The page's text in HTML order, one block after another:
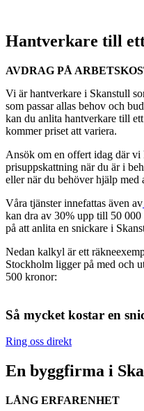
Hantverkare till
AVDRAG PÅ
Vi är hantverkare i Skanstull
som passar allas behov och
kan du anlita hantverkare till
kommer priset att variera.
Ansök om en offert idag där vi
prisuppskattning när du är i
eller när du behöver hjälp med
Våra tjänster innefattas även av
kan dra av 30% upp till 50
på att anlita en snickare i
Nedan kalkyl är ett
Stockholm ligger på med och
500 kronor:
Så mycket kostar en
Ring oss direkt
En byggfirma i
LÅNG ERFARENHET